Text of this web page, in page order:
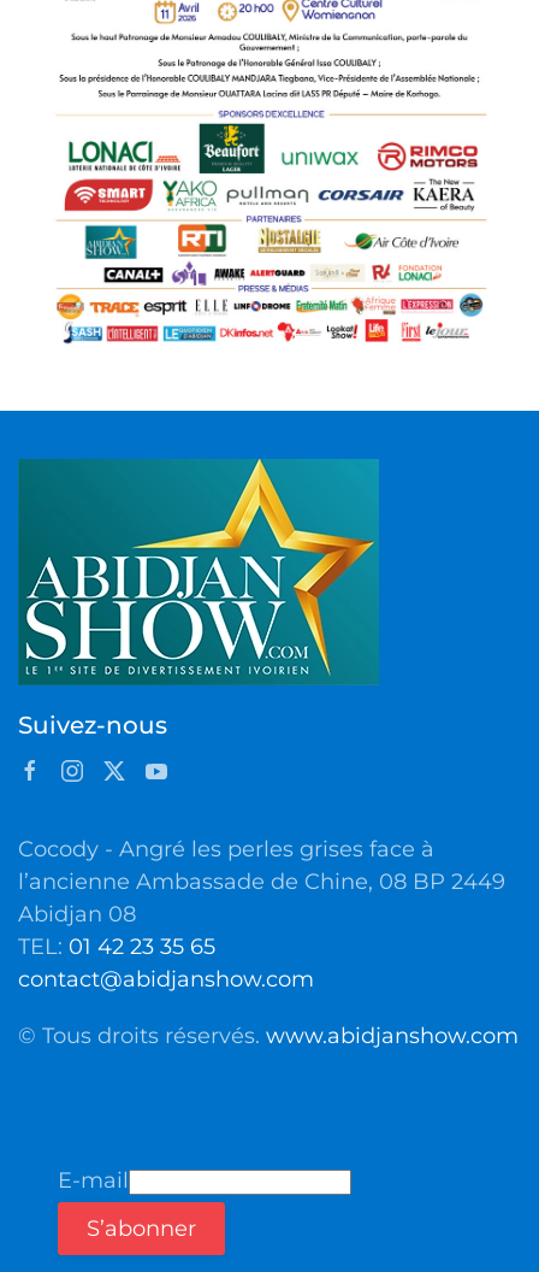
Suivez-nous
Cocody - Angré les perles grises face à
l’ancienne Ambassade de Chine, 08 BP 2449
Abidjan 08
TEL: 01 42 23 35 65
contact@abidjanshow.com
© Tous droits réservés. www.abidjanshow.com
E-mail
S’abonner